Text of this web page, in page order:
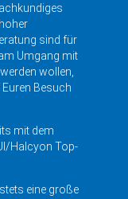
sind für
Umgang mit
wollen,
Besuch
mit dem
Halcyon Top-
eine große